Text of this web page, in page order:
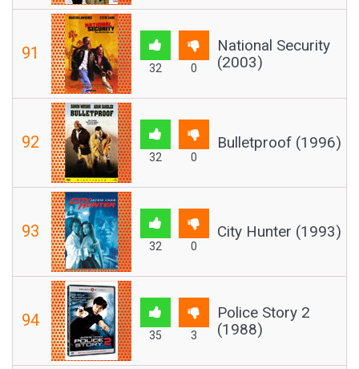
91
32 0
National Security
(2003)
92
32 0
Bulletproof (1996)
93
32 0
City Hunter (1993)
94
35 3
Police Story 2
(1988)